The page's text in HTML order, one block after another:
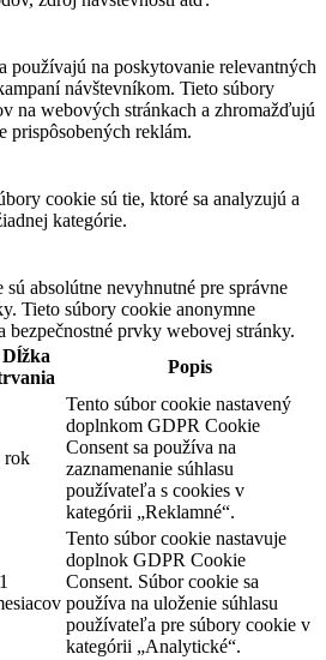
používajú na poskytovanie relevantných
návštevníkom. Tieto súbory
na webových stránkach a zhromažďujú
prispôsobených reklám.
cookie sú tie, ktoré sa analyzujú a
kategórie.
absolútne nevyhnutné pre správne
Tieto súbory cookie anonymne
bezpečnostné prvky webovej stránky.
Dĺžka
Popis
rok
Tento súbor cookie nastavený
doplnkom GDPR Cookie
Consent sa používa na
zaznamenanie súhlasu
používateľa s cookies v
kategórii „Reklamné“.
Tento súbor cookie nastavuje
doplnok GDPR Cookie
Consent. Súbor cookie sa
používa na uloženie súhlasu
používateľa pre súbory cookie v
kategórii „Analytické“.